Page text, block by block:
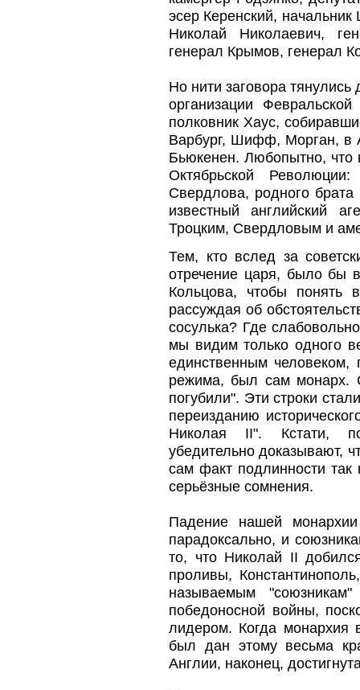
эсер Керенский,
Николай Николаевич,
генерал Крымов, генерал
Но нити заговора
организации
полковник Хаус,
Варбург, Шифф, Морган, в
Бьюкенен. Любопытно, что
Октябрьской
Свердлова, родного
известный английский
Троцким, Свердловым и
Тем, кто вслед за
отречение царя, было бы
Кольцова, чтобы понять
рассуждая об
сосулька? Где
мы видим только одного
единственным человеком,
режима, был сам монарх.
погубили". Эти строки
переизданию
Николая II". Кстати,
убедительно доказывают,
сам факт подлинности
серьёзные сомнения.
Падение нашей
парадоксально, и
то, что Николай II
проливы,
называемым
победоносной войны,
лидером. Когда монархия
был дан этому весьма
Англии, наконец,